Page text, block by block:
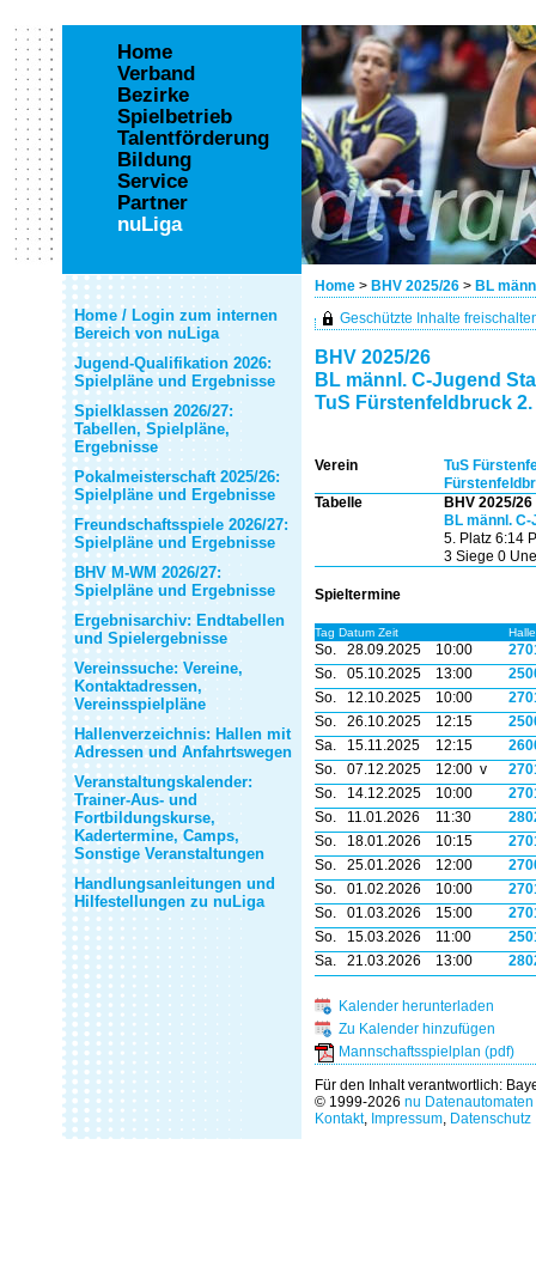
Home > BHV 2025/26 > BL
Home
Verband
Bezirke
Spielbetrieb
Talentförderung
Bildung
Service
Partner
nuLiga
Home / Login zum internen
Bereich von nuLiga
Jugend-Qualifikation 2026:
Spielpläne und Ergebnisse
Spielklassen 2026/27:
Tabellen, Spielpläne,
Ergebnisse
Pokalmeisterschaft 2025/26:
Spielpläne und Ergebnisse
Freundschaftsspiele 2026/27:
Spielpläne und Ergebnisse
BHV M-WM 2026/27:
Spielpläne und Ergebnisse
Ergebnisarchiv: Endtabellen
und Spielergebnisse
Vereinssuche: Vereine,
Kontaktadressen,
Vereinsspielpläne
Hallenverzeichnis: Hallen mit
Adressen und Anfahrtswegen
Veranstaltungskalender:
Trainer-Aus- und
Fortbildungskurse,
Kadertermine, Camps,
Sonstige Veranstaltungen
Handlungsanleitungen und
Hilfestellungen zu nuLiga
Geschützte Inhalte
BHV 2025/26
BL männl. C-Jugend
TuS Fürstenfeldbruck
Verein
TuS
Tabelle
BHV 2025/26
BL männl.
5. Platz 6:14
3 Siege 0
Spieltermine
Tag Datum Zeit Halle
So. 28.09.2025 10:00
So.
05.10.2025 13:00
So.
12.10.2025 10:00
So.
26.10.2025 12:15
Sa.
15.11.2025 12:15
So.
07.12.2025 12:00 v
So.
14.12.2025 10:00
So.
11.01.2026 11:30
So.
18.01.2026 10:15
So.
25.01.2026 12:00
So.
01.02.2026 10:00
So.
01.03.2026 15:00
So.
15.03.2026 11:00
Sa.
21.03.2026 13:00
Kalender herunterladen
Zu Kalender hinzufügen
Mannschaftsspielplan (pdf)
Für den Inhalt verantwortlich:
© 1999-2026 nu
Kontakt, Impressum, Datenschutz